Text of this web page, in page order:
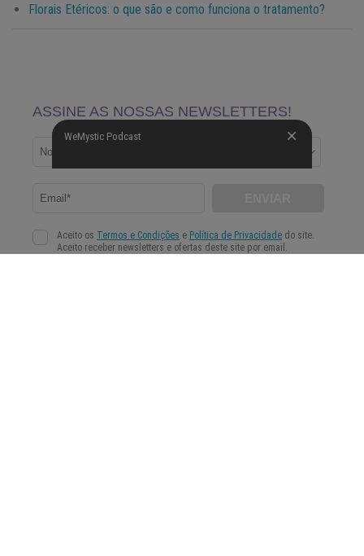
Florais Etéricos: o que são e como funciona o tratamento?
WeMystic Podcast
WeMystic Podcast